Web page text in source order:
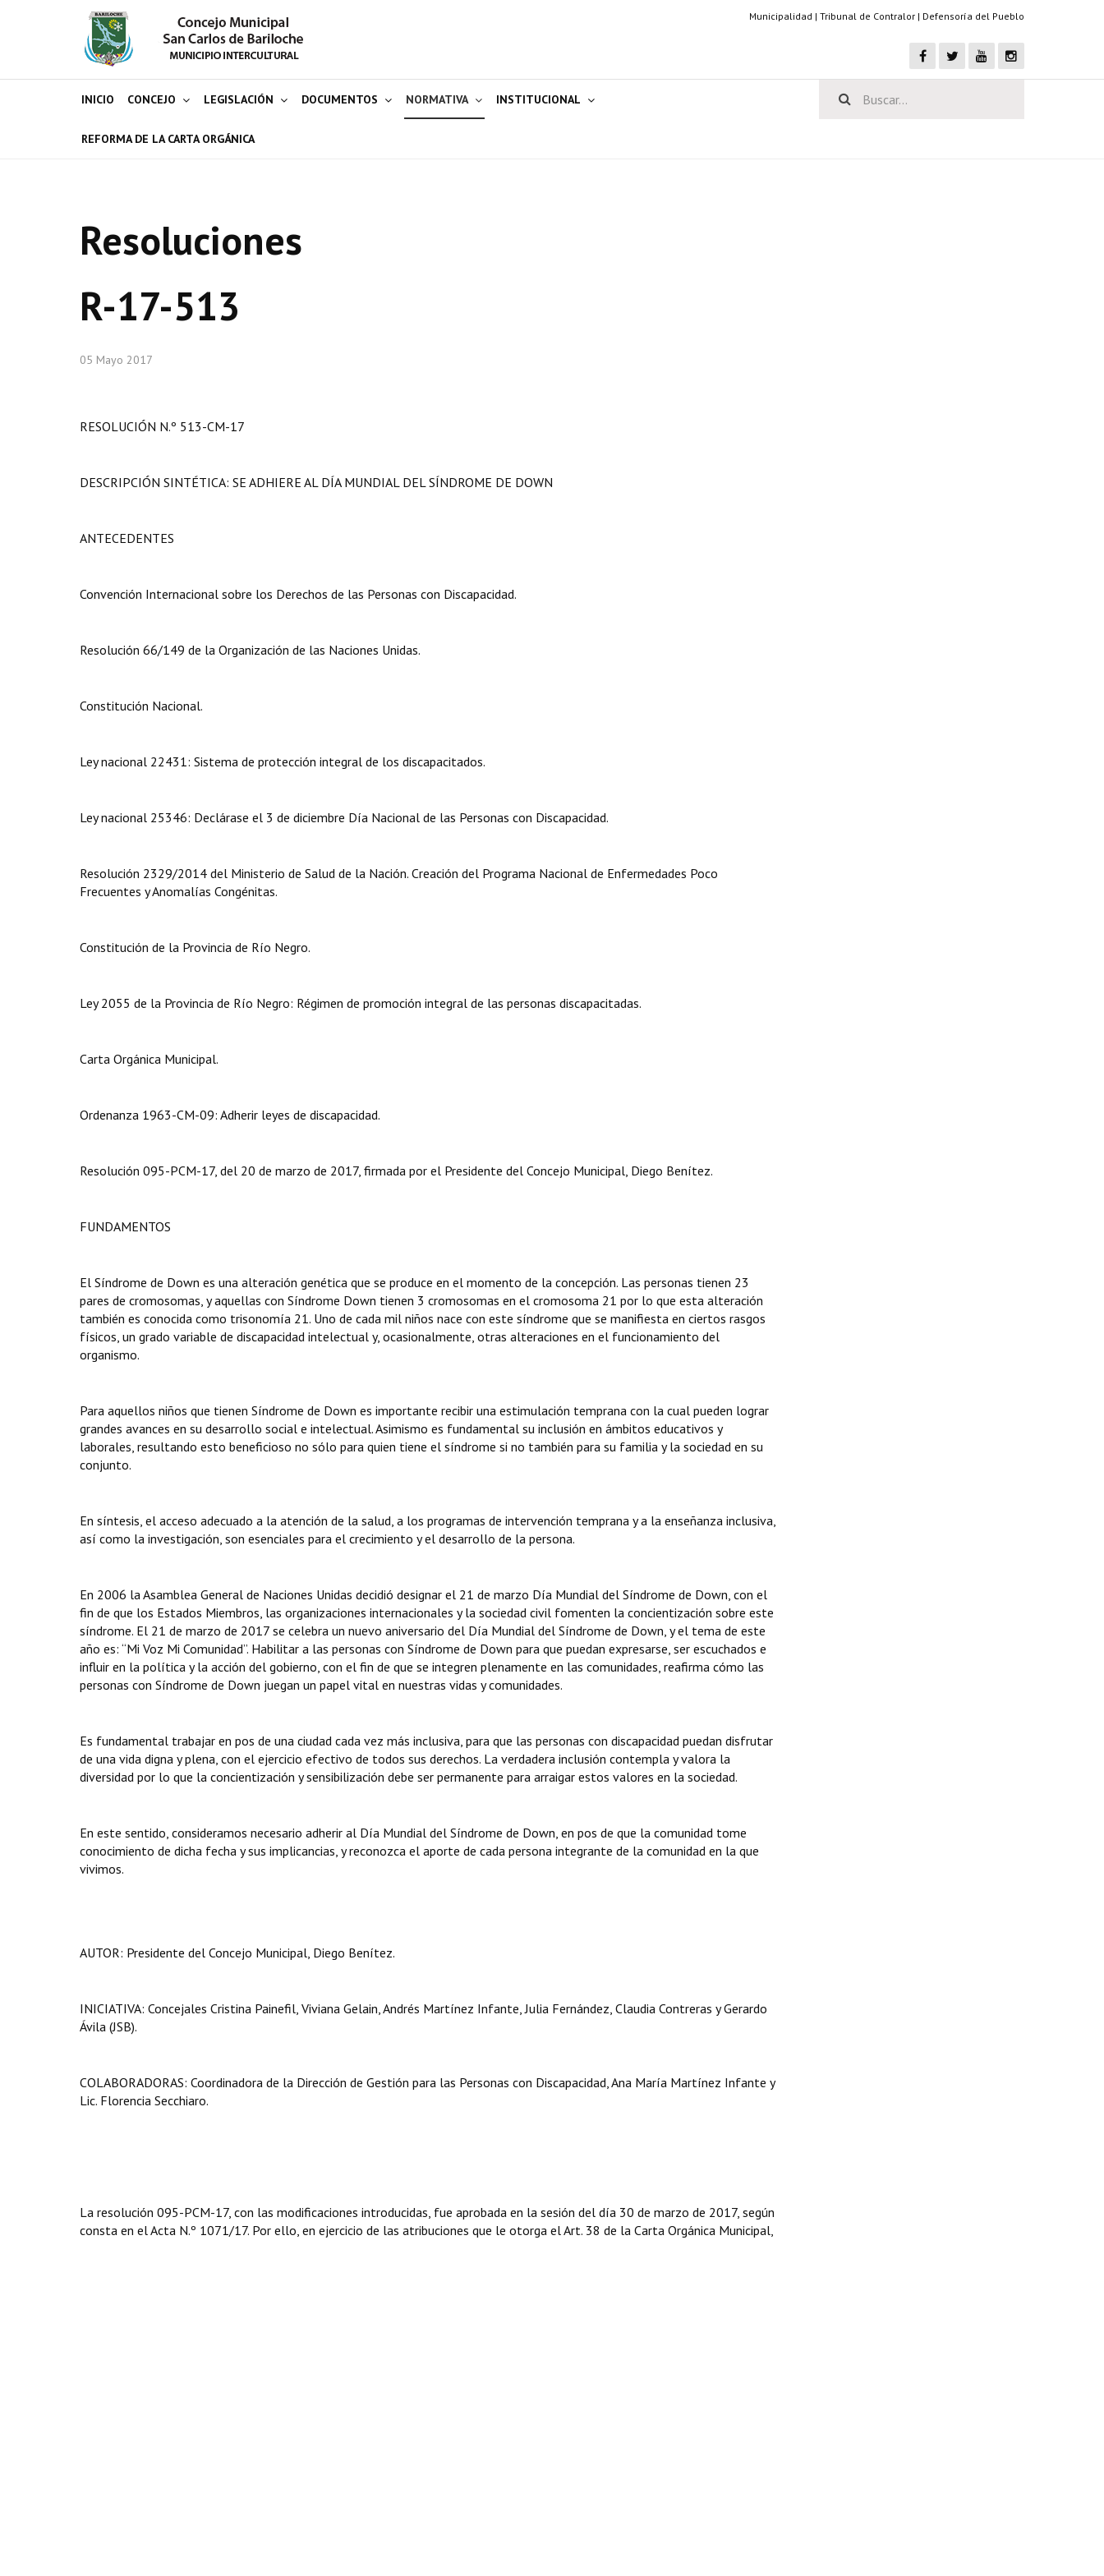
Municipalidad | Tribunal de Contralor | Defensoría del Pueblo
INICIO CONCEJO LEGISLACIÓN DOCUMENTOS NORMATIVA INSTITUCIONAL
REFORMA DE LA CARTA ORGÁNICA
Resoluciones
R-17-513
05 Mayo 2017
RESOLUCIÓN N.º 513-CM-17
DESCRIPCIÓN SINTÉTICA: SE ADHIERE AL DÍA MUNDIAL DEL SÍNDROME DE DOWN
ANTECEDENTES
Convención Internacional sobre los Derechos de las Personas con Discapacidad.
Resolución 66/149 de la Organización de las Naciones Unidas.
Constitución Nacional.
Ley nacional 22431: Sistema de protección integral de los discapacitados.
Ley nacional 25346: Declárase el 3 de diciembre Día Nacional de las Personas con Discapacidad.
Resolución 2329/2014 del Ministerio de Salud de la Nación. Creación del Programa Nacional de Enfermedades Poco
Frecuentes y Anomalías Congénitas.
Constitución de la Provincia de Río Negro.
Ley 2055 de la Provincia de Río Negro: Régimen de promoción integral de las personas discapacitadas.
Carta Orgánica Municipal.
Ordenanza 1963-CM-09: Adherir leyes de discapacidad.
Resolución 095-PCM-17, del 20 de marzo de 2017, firmada por el Presidente del Concejo Municipal, Diego Benítez.
FUNDAMENTOS
El Síndrome de Down es una alteración genética que se produce en el momento de la concepción. Las personas tienen 23
pares de cromosomas, y aquellas con Síndrome Down tienen 3 cromosomas en el cromosoma 21 por lo que esta alteración
también es conocida como trisonomía 21. Uno de cada mil niños nace con este síndrome que se manifiesta en ciertos rasgos
físicos, un grado variable de discapacidad intelectual y, ocasionalmente, otras alteraciones en el funcionamiento del
organismo.
Para aquellos niños que tienen Síndrome de Down es importante recibir una estimulación temprana con la cual pueden lograr
grandes avances en su desarrollo social e intelectual. Asimismo es fundamental su inclusión en ámbitos educativos y
laborales, resultando esto beneficioso no sólo para quien tiene el síndrome si no también para su familia y la sociedad en su
conjunto.
En síntesis, el acceso adecuado a la atención de la salud, a los programas de intervención temprana y a la enseñanza inclusiva,
así como la investigación, son esenciales para el crecimiento y el desarrollo de la persona.
En 2006 la Asamblea General de Naciones Unidas decidió designar el 21 de marzo Día Mundial del Síndrome de Down, con el
fin de que los Estados Miembros, las organizaciones internacionales y la sociedad civil fomenten la concientización sobre este
síndrome. El 21 de marzo de 2017 se celebra un nuevo aniversario del Día Mundial del Síndrome de Down, y el tema de este
año es: “Mi Voz Mi Comunidad”. Habilitar a las personas con Síndrome de Down para que puedan expresarse, ser escuchados e
influir en la política y la acción del gobierno, con el fin de que se integren plenamente en las comunidades, reafirma cómo las
personas con Síndrome de Down juegan un papel vital en nuestras vidas y comunidades.
Es fundamental trabajar en pos de una ciudad cada vez más inclusiva, para que las personas con discapacidad puedan disfrutar
de una vida digna y plena, con el ejercicio efectivo de todos sus derechos. La verdadera inclusión contempla y valora la
diversidad por lo que la concientización y sensibilización debe ser permanente para arraigar estos valores en la sociedad.
En este sentido, consideramos necesario adherir al Día Mundial del Síndrome de Down, en pos de que la comunidad tome
conocimiento de dicha fecha y sus implicancias, y reconozca el aporte de cada persona integrante de la comunidad en la que
vivimos.
AUTOR: Presidente del Concejo Municipal, Diego Benítez.
INICIATIVA: Concejales Cristina Painefil, Viviana Gelain, Andrés Martínez Infante, Julia Fernández, Claudia Contreras y Gerardo
Ávila (JSB).
COLABORADORAS: Coordinadora de la Dirección de Gestión para las Personas con Discapacidad, Ana María Martínez Infante y
Lic. Florencia Secchiaro.
La resolución 095-PCM-17, con las modificaciones introducidas, fue aprobada en la sesión del día 30 de marzo de 2017, según
consta en el Acta N.º 1071/17. Por ello, en ejercicio de las atribuciones que le otorga el Art. 38 de la Carta Orgánica Municipal,